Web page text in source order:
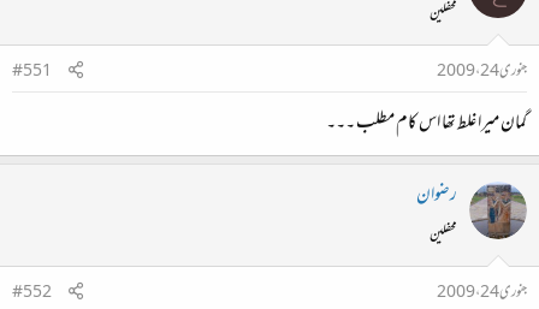
محفلین
جنوری 24، 2009
#551
گمان میرا غلط تھا اس کام مطلب ۔۔۔
رضوان
محفلین
جنوری 24، 2009
#552